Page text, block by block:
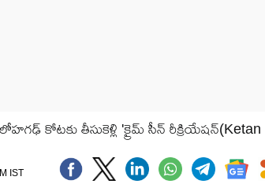
కోటకు తీసుకెళ్లి 'క్రైమ్ సీన్ రీక్రియేషన్(Ketan
IST